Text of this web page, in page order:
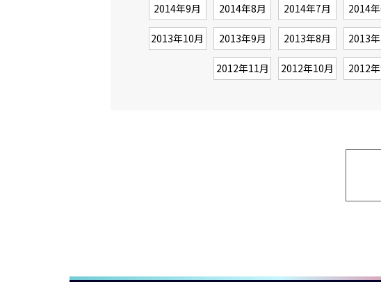
2014年9月 2014年8月 2014年7月 2014
2013年10月 2013年9月 2013年8月 2013
2012年11月 2012年10月 2012